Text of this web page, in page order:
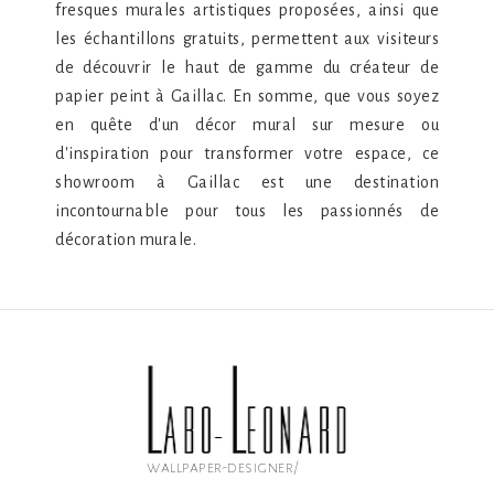
fresques murales artistiques proposées, ainsi que
les échantillons gratuits, permettent aux visiteurs
de découvrir le haut de gamme du créateur de
papier peint à Gaillac. En somme, que vous soyez
en quête d'un décor mural sur mesure ou
d'inspiration pour transformer votre espace, ce
showroom à Gaillac est une destination
incontournable pour tous les passionnés de
décoration murale.
wallpaper-designer/